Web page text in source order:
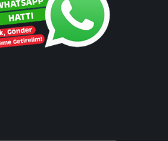
tutukluluk hali devam